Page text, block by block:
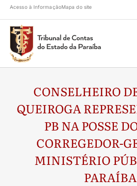
Acesso à InformaçãoMapa do site
CONSELHEIRO
QUEIROGA
PB NA POSSE
CORREGEDOR-
MINISTÉRIO
PARAÍBA